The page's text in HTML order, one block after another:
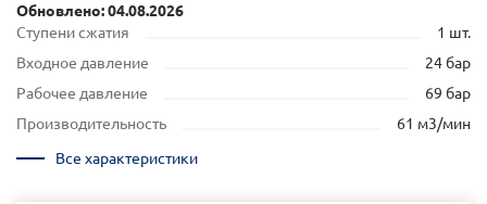
Обновлено: 04.08.2026
Cтупени сжатия
1 шт.
Входное давление
24 бар
Рабочее давление
69 бар
Производительность
61 м3/мин
Все характеристики